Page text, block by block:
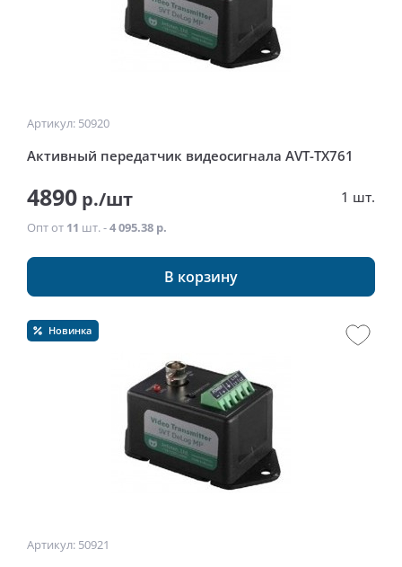
Артикул: 50920
Активный передатчик видеосигнала AVT-TX761
4890 р./шт 1 шт.
Опт от 11 шт. -4 095.38 р.
В корзину
Новинка
Артикул: 50921